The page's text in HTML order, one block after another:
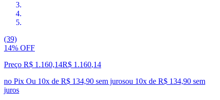
(39)
14% OFF
Preço R$ 1.160,14R$ 1.160,14
no Pix Ou 10x de R$ 134,90 sem jurosou 10x de R$ 134,90 sem
juros